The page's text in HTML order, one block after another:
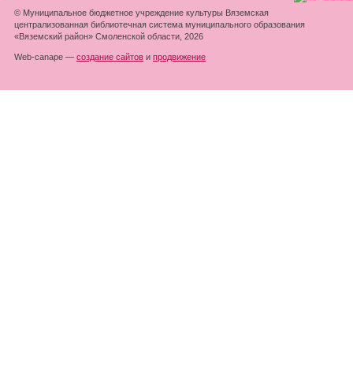
© Муниципальное бюджетное учреждение культуры Вяземская
централизованная библиотечная система муниципального образования
«Вяземский район» Смоленской области, 2026
Web-canape — создание сайтов и продвижение